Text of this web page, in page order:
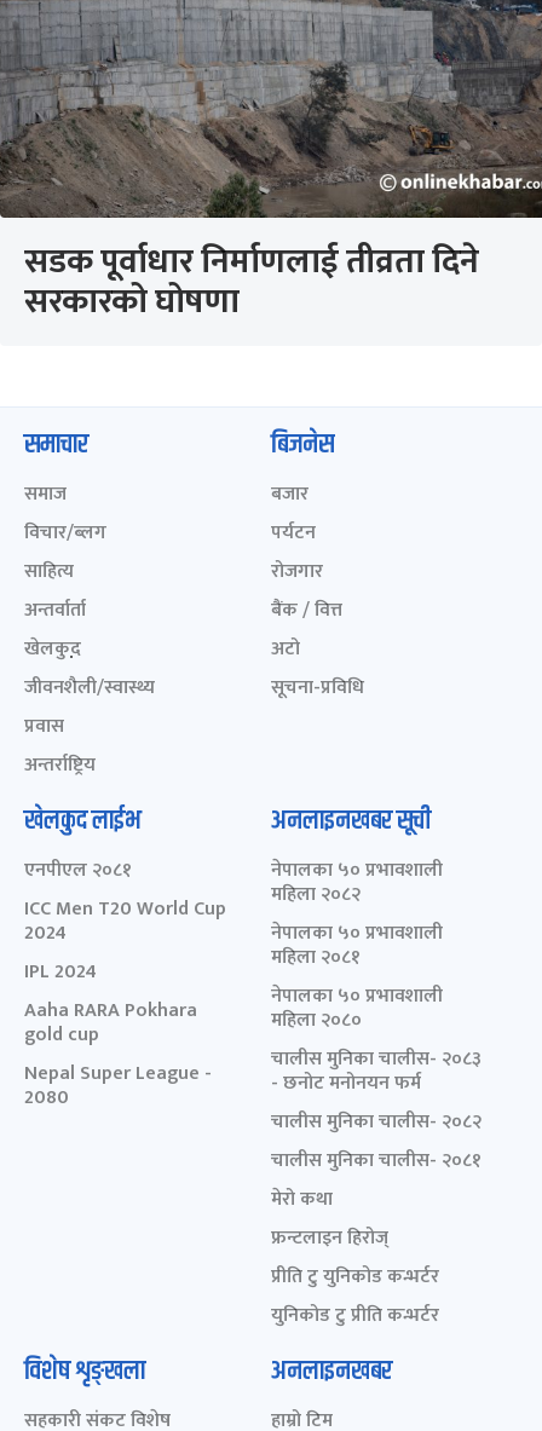
सडक पूर्वाधार निर्माणलाई तीव्रता दिने
सरकारको घोषणा
समाचार
समाज
विचार/ब्लग
साहित्य
अन्तर्वार्ता
खेलकुद़़
जीवनशैली/स्वास्थ्य
प्रवास
अन्तर्राष्ट्रिय
बिजनेस
बजार
पर्यटन
रोजगार
बैंक / वित्त
अटो
सूचना-प्रविधि
खेलकुद लाईभ
एनपीएल २०८१
ICC Men T20 World Cup
2024
IPL 2024
Aaha RARA Pokhara
gold cup
Nepal Super League -
2080
अनलाइनखबर सूची
नेपालका ५० प्रभावशाली
महिला २०८२
नेपालका ५० प्रभावशाली
महिला २०८१
नेपालका ५० प्रभावशाली
महिला २०८०
चालीस मुनिका चालीस- २०८३
- छनोट मनोनयन फर्म
चालीस मुनिका चालीस- २०८२
चालीस मुनिका चालीस- २०८१
मेरो कथा
फ्रन्टलाइन हिरोज्
प्रीति टु युनिकोड कन्भर्टर
युनिकोड टु प्रीति कन्भर्टर
विशेष शृङ्खला
सहकारी संकट विशेष
अनलाइनखबर
हाम्रो टिम